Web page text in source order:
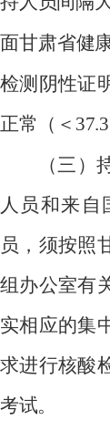
面甘肃省健
检测阴性证
正常（＜ 37.3
（三）
人员和来自
员，须按照
组办公室有
实相应的集
求进行核酸
考试。